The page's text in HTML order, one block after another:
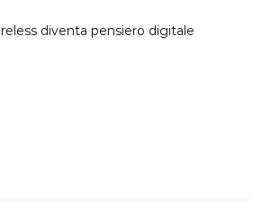
diventa pensiero digitale